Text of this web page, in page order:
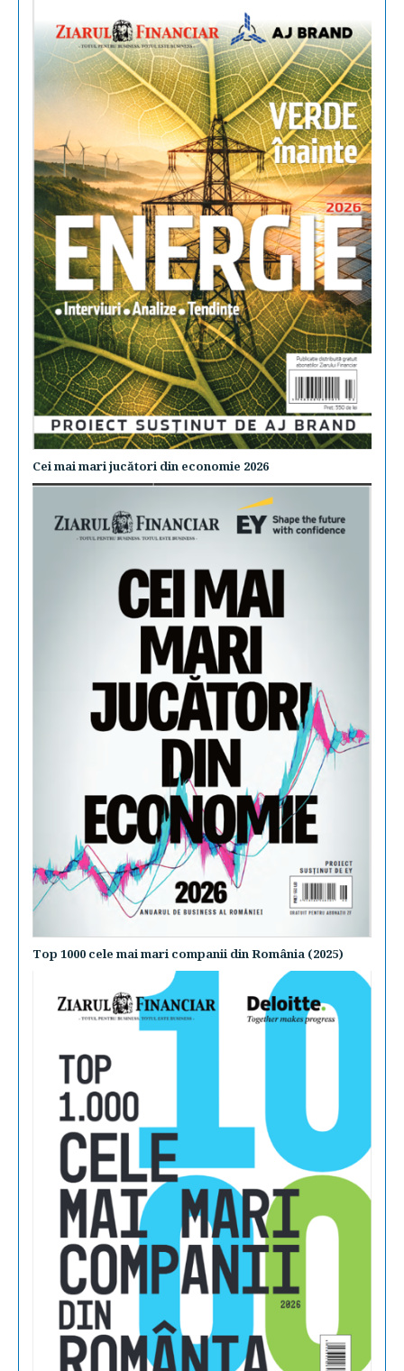
Cei mai mari jucători din economie 2026
Top 1000 cele mai mari companii din România (2025)